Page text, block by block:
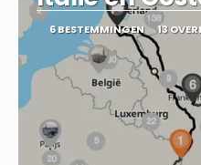
6 BESTEMMINGEN 13